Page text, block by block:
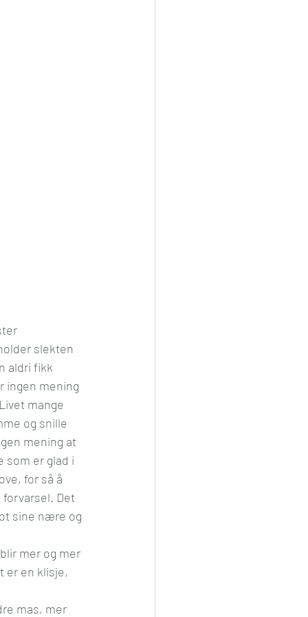
slekten
aldri fikk
ingen mening
mange
og snille
mening at
som er glad i
for så å
Det
sine nære og
mer og mer
er en klisje,
mas, mer